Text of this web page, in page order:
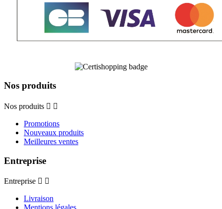
Nos produits
Nos produits  
Promotions
Nouveaux produits
Meilleures ventes
Entreprise
Entreprise  
Livraison